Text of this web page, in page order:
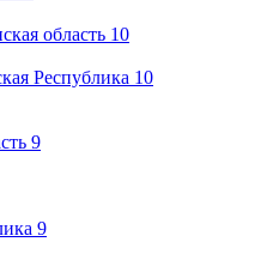
область 10
Республика 10
9
9